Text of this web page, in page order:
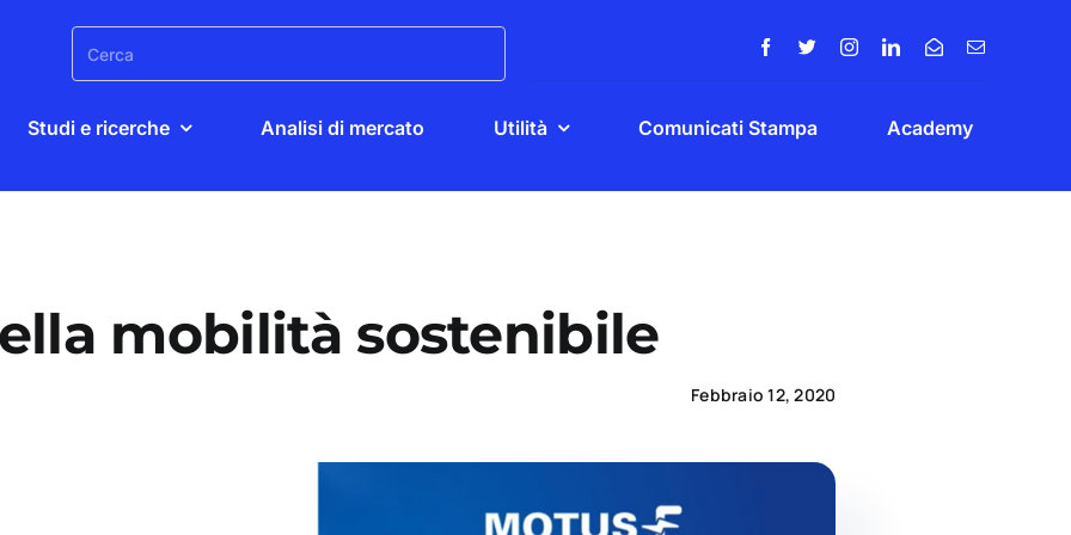
Search
for:
Studi e ricerche Analisi di mercato Utilità Comunicati Stampa Academy
mobilità sostenibile
Febbraio 12, 2020